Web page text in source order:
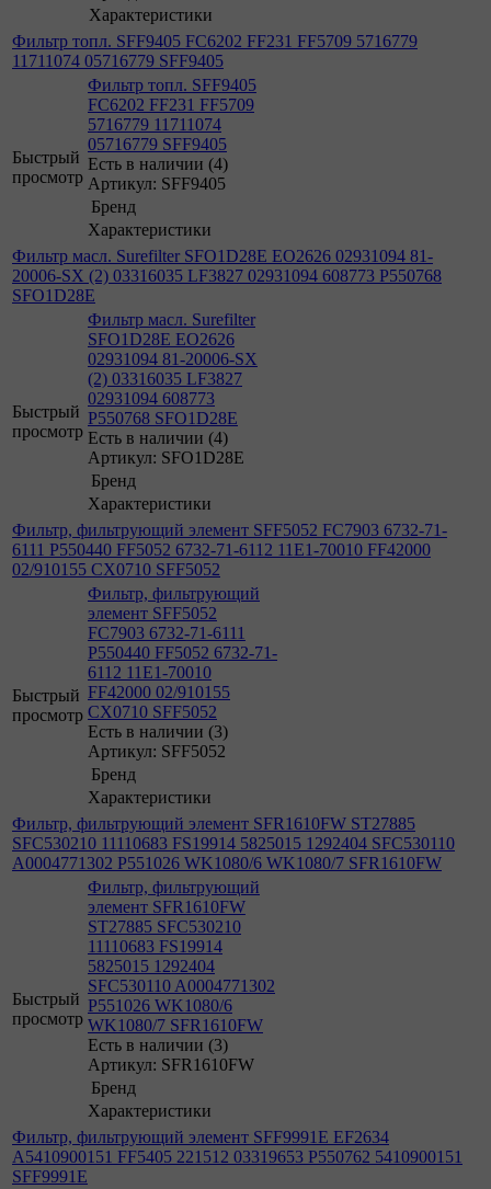
Характеристики
Фильтр топл. SFF9405 FC6202 FF231 FF5709 5716779
11711074 05716779 SFF9405
Быстрый
просмотр
Фильтр топл. SFF9405
FC6202 FF231 FF5709
5716779 11711074
05716779 SFF9405
Есть в наличии (4)
Артикул: SFF9405
Бренд
Характеристики
Фильтр масл. Surefilter SFO1D28E EO2626 02931094 81-
20006-SX (2) 03316035 LF3827 02931094 608773 P550768
SFO1D28E
Быстрый
просмотр
Фильтр масл. Surefilter
SFO1D28E EO2626
02931094 81-20006-SX
(2) 03316035 LF3827
02931094 608773
P550768 SFO1D28E
Есть в наличии (4)
Артикул: SFO1D28E
Бренд
Характеристики
Фильтр, фильтрующий элемент SFF5052 FC7903 6732-71-
6111 P550440 FF5052 6732-71-6112 11E1-70010 FF42000
02/910155 CX0710 SFF5052
Быстрый
просмотр
Фильтр, фильтрующий
элемент SFF5052
FC7903 6732-71-6111
P550440 FF5052 6732-71-
6112 11E1-70010
FF42000 02/910155
CX0710 SFF5052
Есть в наличии (3)
Артикул: SFF5052
Бренд
Характеристики
Фильтр, фильтрующий элемент SFR1610FW ST27885
SFC530210 11110683 FS19914 5825015 1292404 SFC530110
A0004771302 P551026 WK1080/6 WK1080/7 SFR1610FW
Быстрый
просмотр
Фильтр, фильтрующий
элемент SFR1610FW
ST27885 SFC530210
11110683 FS19914
5825015 1292404
SFC530110 A0004771302
P551026 WK1080/6
WK1080/7 SFR1610FW
Есть в наличии (3)
Артикул: SFR1610FW
Бренд
Характеристики
Фильтр, фильтрующий элемент SFF9991E EF2634
A5410900151 FF5405 221512 03319653 P550762 5410900151
SFF9991E